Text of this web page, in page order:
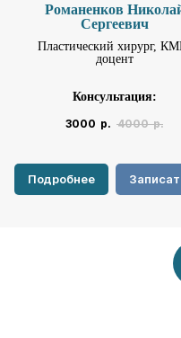
Романенков
Сергеевич
Пластический хирург,
доцент
Консультация:
3000 р. 4000 р.
Подробнее